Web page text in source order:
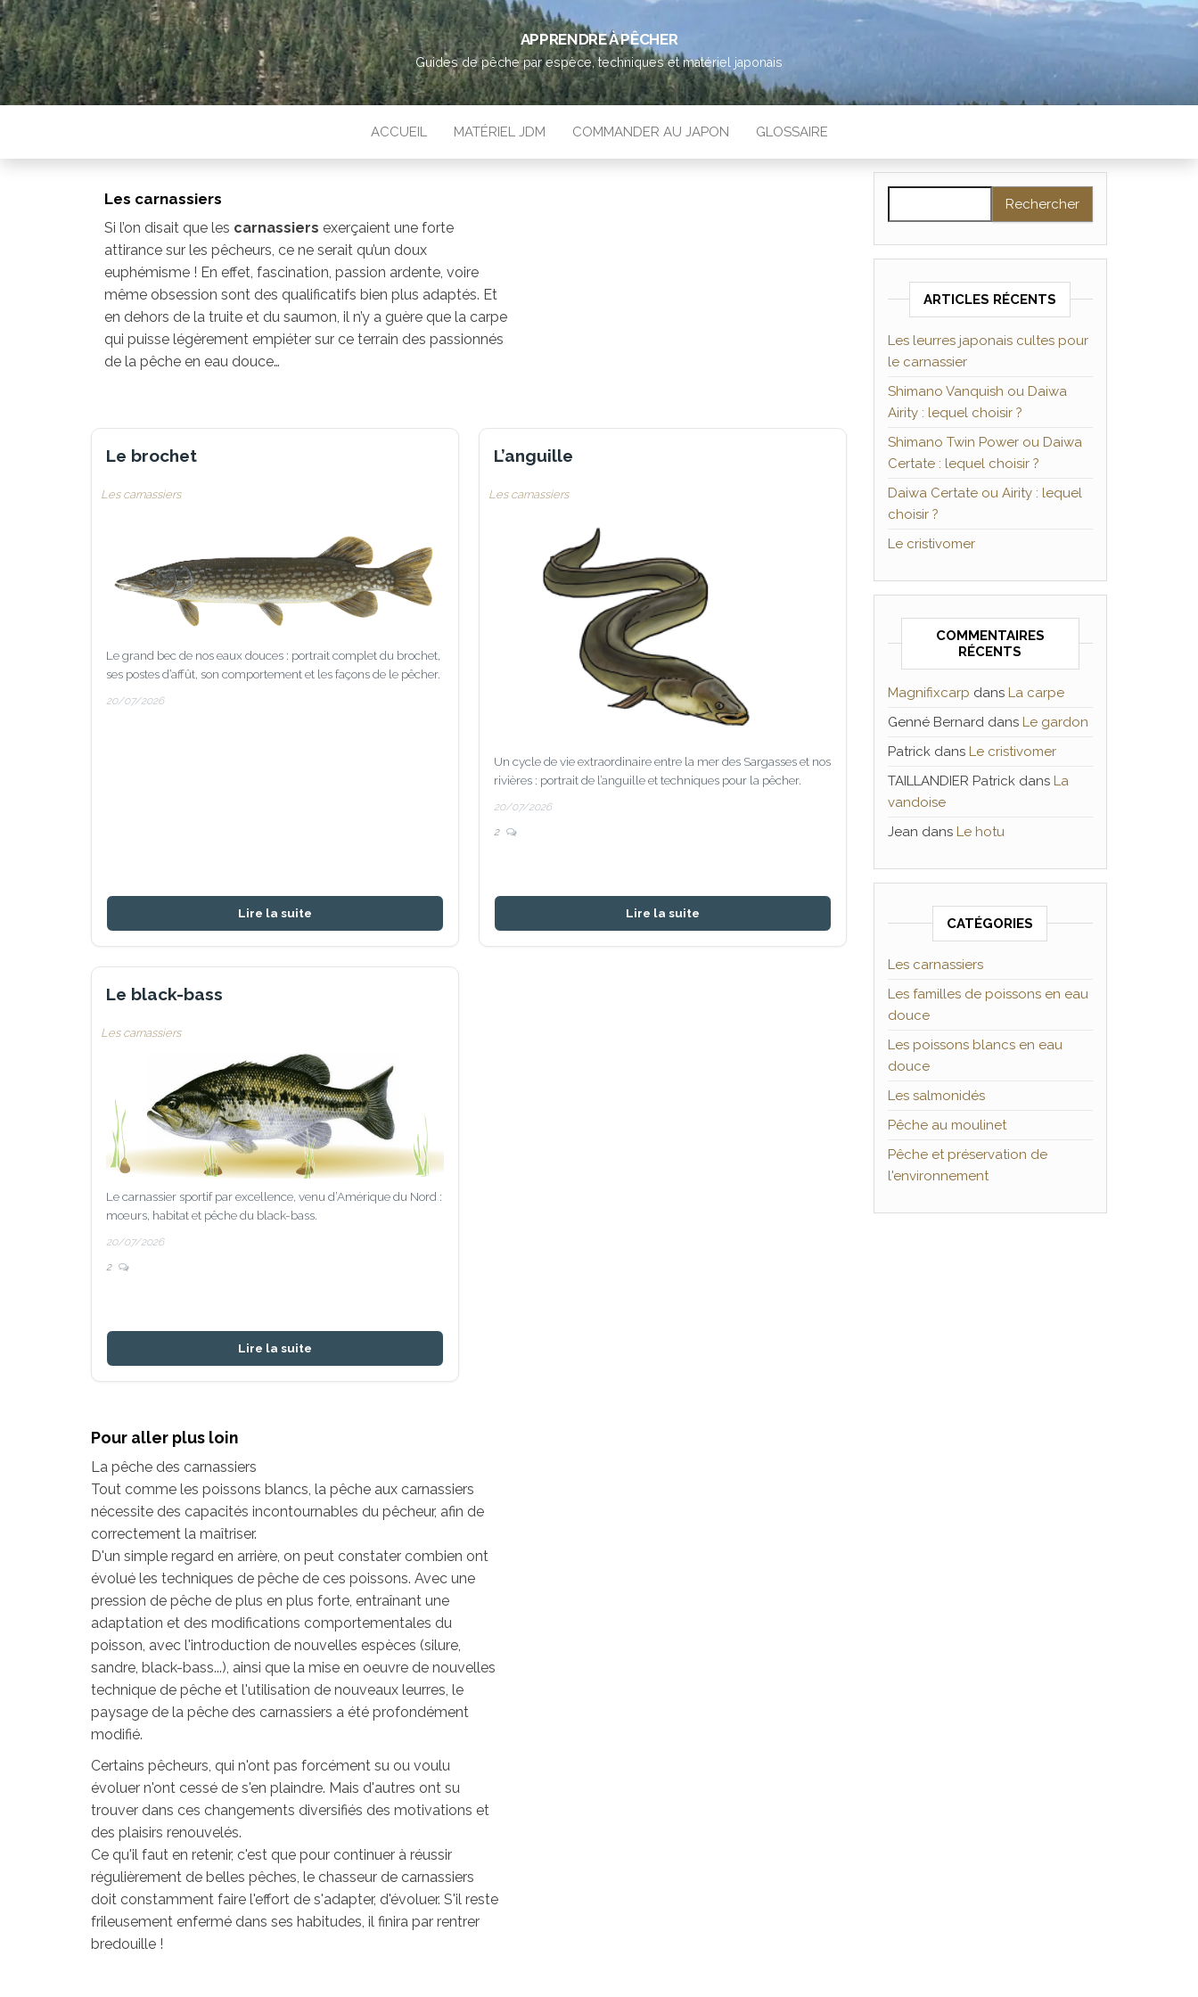
APPRENDRE À PÊCHER
Guides de pêche par espèce, techniques et matériel japonais
ACCUEIL MATÉRIEL JDM COMMANDER AU JAPON GLOSSAIRE
Les carnassiers
Si l’on disait que les carnassiers exerçaient une forte
attirance sur les pêcheurs, ce ne serait qu’un doux
euphémisme ! En effet, fascination, passion ardente, voire
même obsession sont des qualificatifs bien plus adaptés. Et
en dehors de la truite et du saumon, il n’y a guère que la carpe
qui puisse légèrement empiéter sur ce terrain des passionnés
de la pêche en eau douce…
Le brochet
Les carnassiers
Le grand bec de nos eaux douces : portrait complet du brochet,
ses postes d’affût, son comportement et les façons de le pêcher.
20/07/2026
Lire la suite
L’anguille
Les carnassiers
Un cycle de vie extraordinaire entre la mer des Sargasses et nos
rivières : portrait de l’anguille et techniques pour la pêcher.
20/07/2026
2
Lire la suite
Le black-bass
Les carnassiers
Le carnassier sportif par excellence, venu d’Amérique du Nord :
mœurs, habitat et pêche du black-bass.
20/07/2026
2
Lire la suite
Pour aller plus loin
La pêche des carnassiers
Tout comme les poissons blancs, la pêche aux carnassiers
nécessite des capacités incontournables du pêcheur, afin de
correctement la maîtriser.
D'un simple regard en arrière, on peut constater combien ont
évolué les techniques de pêche de ces poissons. Avec une
pression de pêche de plus en plus forte, entraînant une
adaptation et des modifications comportementales du
poisson, avec l'introduction de nouvelles espèces (silure,
sandre, black-bass...), ainsi que la mise en oeuvre de nouvelles
technique de pêche et l'utilisation de nouveaux leurres, le
paysage de la pêche des carnassiers a été profondément
modifié.
Certains pêcheurs, qui n'ont pas forcément su ou voulu
évoluer n'ont cessé de s'en plaindre. Mais d'autres ont su
trouver dans ces changements diversifiés des motivations et
des plaisirs renouvelés.
Ce qu'il faut en retenir, c'est que pour continuer à réussir
régulièrement de belles pêches, le chasseur de carnassiers
doit constamment faire l'effort de s'adapter, d'évoluer. S'il reste
frileusement enfermé dans ses habitudes, il finira par rentrer
bredouille !
ARTICLES RÉCENTS
Les leurres japonais cultes pour
le carnassier
Shimano Vanquish ou Daiwa
Airity : lequel choisir ?
Shimano Twin Power ou Daiwa
Certate : lequel choisir ?
Daiwa Certate ou Airity : lequel
choisir ?
Le cristivomer
COMMENTAIRES
RÉCENTS
Magnifixcarp dans La carpe
Genné Bernarddans Le gardon
Patrickdans Le cristivomer
TAILLANDIER Patrickdans La
vandoise
Jean dans Le hotu
CATÉGORIES
Les carnassiers
Les familles de poissons en eau
douce
Les poissons blancs en eau
douce
Les salmonidés
Pêche au moulinet
Pêche et préservation de
l'environnement